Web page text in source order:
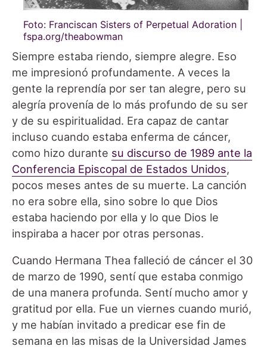
Foto: Franciscan Sisters of Perpetual Adoration |
fspa.org/theabowman
Siempre estaba riendo, siempre alegre. Eso
me impresionó profundamente. A veces la
gente la reprendía por ser tan alegre, pero su
alegría provenía de lo más profundo de su ser
y de su espiritualidad. Era capaz de cantar
incluso cuando estaba enferma de cáncer,
como hizo durante su discurso de 1989 ante la
Conferencia Episcopal de Estados Unidos,
pocos meses antes de su muerte. La canción
no era sobre ella, sino sobre lo que Dios
estaba haciendo por ella y lo que Dios le
inspiraba a hacer por otras personas.
Cuando Hermana Thea falleció de cáncer el 30
de marzo de 1990, sentí que estaba conmigo
de una manera profunda. Sentí mucho amor y
gratitud por ella. Fue un viernes cuando murió,
y me habían invitado a predicar ese fin de
semana en las misas de la Universidad James